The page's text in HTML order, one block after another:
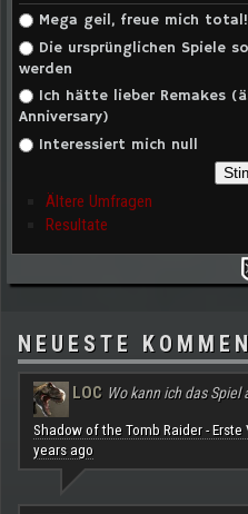
Auswahlmöglichkeiten
Mega geil, freue mich total!
Die ursprünglichen Spiele
werden
Ich hätte lieber Remakes
Anniversary)
Interessiert mich null
Ältere Umfragen
Resultate
NEUESTE
LOC Wo kann ich das Spiel
Shadow of the Tomb Raider -
years ago